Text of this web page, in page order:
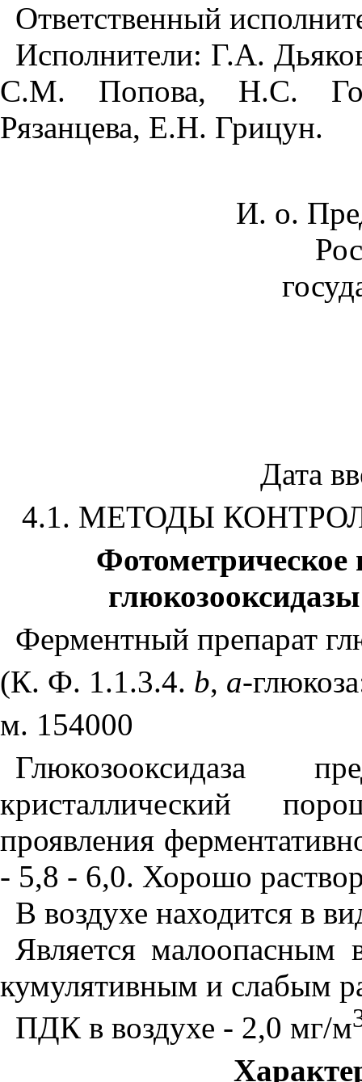
Ответственный
Исполнители: Г.А.
С.М. Попова, Н.С.
Рязанцева, Е.Н. Грицун.
И. о.
Дата
4.1. МЕТОДЫ
Фотометрическое
Ферментный препарат
(К. Ф. 1.1.3.4. b, a-
м. 154000
Глюкозооксидаза
кристаллический
проявления
- 5,8 - 6,0. Хорошо
В воздухе находится в
Является малоопасным
кумулятивным и слабым
ПДК в воздухе - 2,0 мг/м